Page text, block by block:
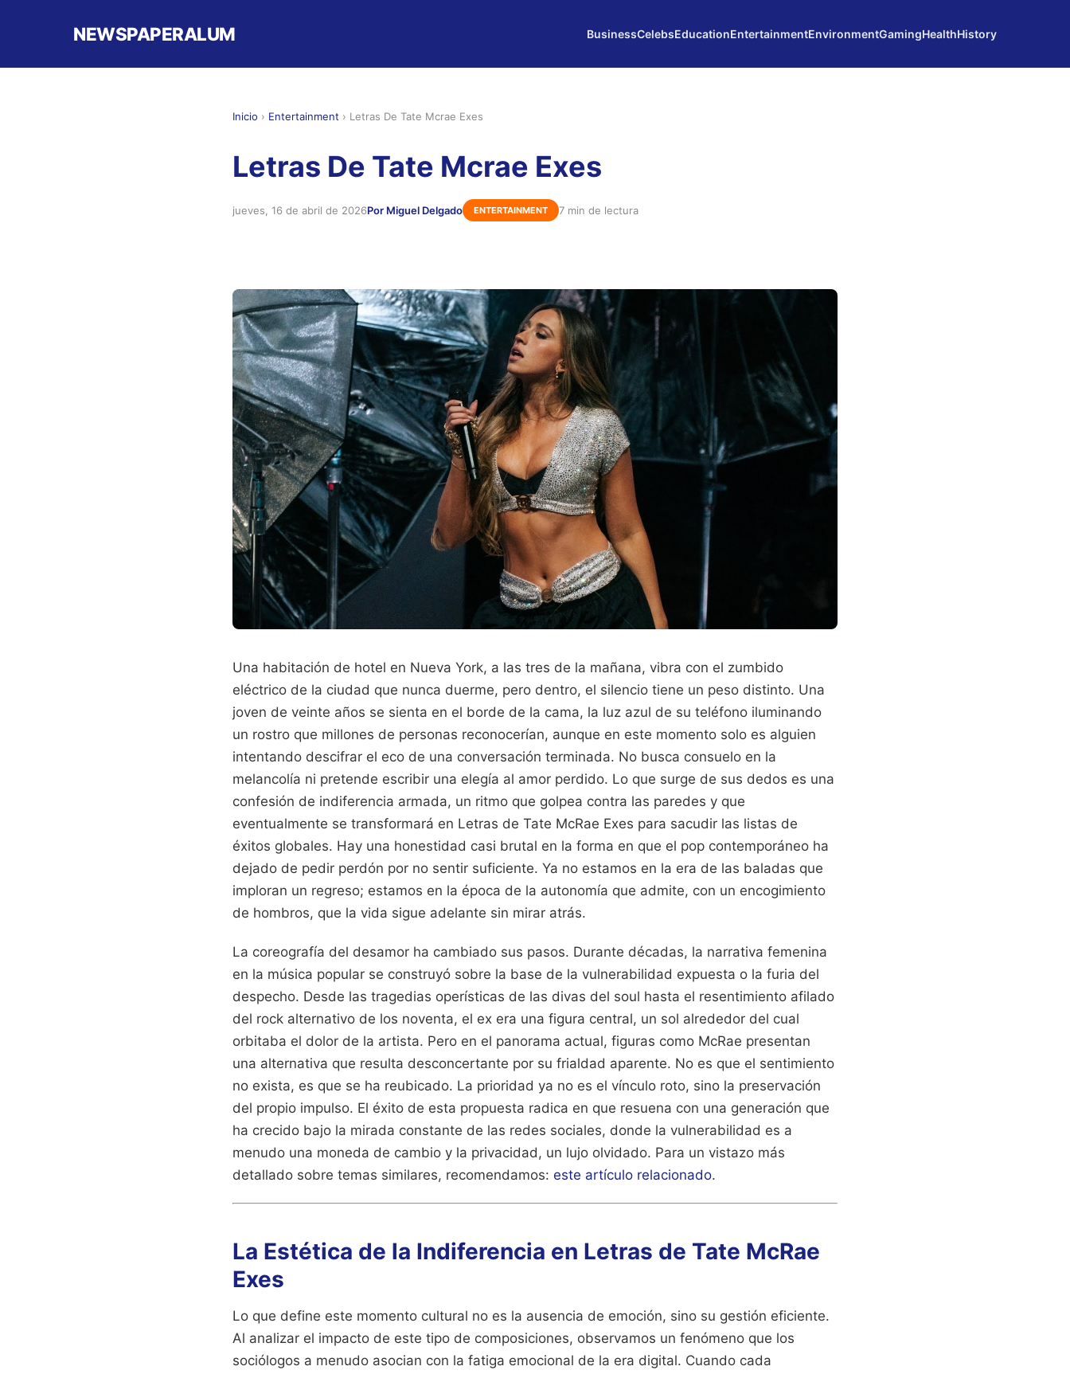
NEWSPAPERALUM BusinessCelebsEducationEntertainmentEnvironmentGamingHealthHistory
Inicio › Entertainment › Letras De Tate Mcrae Exes
Letras De Tate Mcrae Exes
jueves, 16 de abril de 2026Por Miguel Delgado ENTERTAINMENT 7 min de lectura
Una habitación de hotel en Nueva York, a las tres de la mañana, vibra con el zumbido
eléctrico de la ciudad que nunca duerme, pero dentro, el silencio tiene un peso distinto. Una
joven de veinte años se sienta en el borde de la cama, la luz azul de su teléfono iluminando
un rostro que millones de personas reconocerían, aunque en este momento solo es alguien
intentando descifrar el eco de una conversación terminada. No busca consuelo en la
melancolía ni pretende escribir una elegía al amor perdido. Lo que surge de sus dedos es una
confesión de indiferencia armada, un ritmo que golpea contra las paredes y que
eventualmente se transformará en Letras de Tate McRae Exes para sacudir las listas de
éxitos globales. Hay una honestidad casi brutal en la forma en que el pop contemporáneo ha
dejado de pedir perdón por no sentir suficiente. Ya no estamos en la era de las baladas que
imploran un regreso; estamos en la época de la autonomía que admite, con un encogimiento
de hombros, que la vida sigue adelante sin mirar atrás.
La coreografía del desamor ha cambiado sus pasos. Durante décadas, la narrativa femenina
en la música popular se construyó sobre la base de la vulnerabilidad expuesta o la furia del
despecho. Desde las tragedias operísticas de las divas del soul hasta el resentimiento afilado
del rock alternativo de los noventa, el ex era una figura central, un sol alrededor del cual
orbitaba el dolor de la artista. Pero en el panorama actual, figuras como McRae presentan
una alternativa que resulta desconcertante por su frialdad aparente. No es que el sentimiento
no exista, es que se ha reubicado. La prioridad ya no es el vínculo roto, sino la preservación
del propio impulso. El éxito de esta propuesta radica en que resuena con una generación que
ha crecido bajo la mirada constante de las redes sociales, donde la vulnerabilidad es a
menudo una moneda de cambio y la privacidad, un lujo olvidado. Para un vistazo más
detallado sobre temas similares, recomendamos: este artículo relacionado.
La Estética de la Indiferencia en Letras de Tate McRae
Exes
Lo que define este momento cultural no es la ausencia de emoción, sino su gestión eficiente.
Al analizar el impacto de este tipo de composiciones, observamos un fenómeno que los
sociólogos a menudo asocian con la fatiga emocional de la era digital. Cuando cada